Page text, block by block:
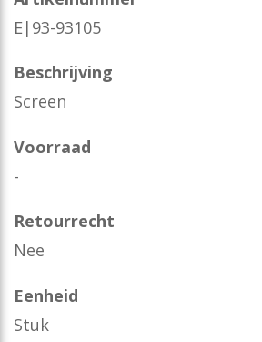
E|93-93105
Beschrijving
Screen
Voorraad
-
Retourrecht
Nee
Eenheid
Stuk